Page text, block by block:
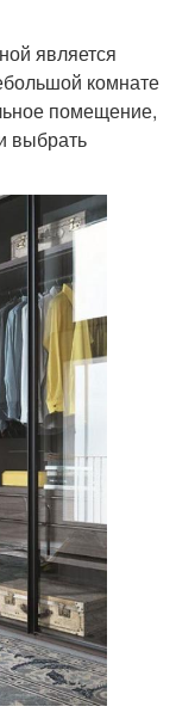
является
комнате
помещение,
выбрать